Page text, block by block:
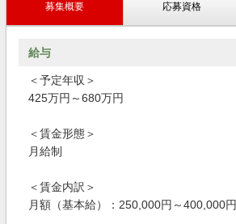
募集概要 応募資格
給与
＜予定年収＞
425万円～680万円
＜賃金形態＞
月給制
＜賃金内訳＞
月額（基本給）：250,000円～400,000円